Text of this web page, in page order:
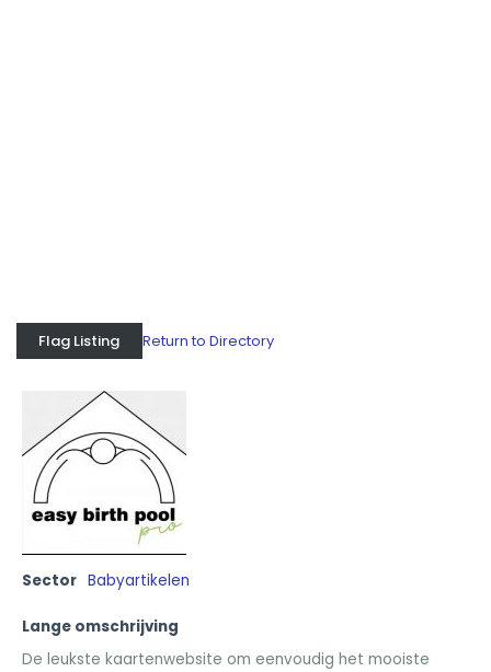
Flag Listing Return to Directory
Sector Babyartikelen
Lange omschrijving
De leukste kaartenwebsite om eenvoudig het mooiste